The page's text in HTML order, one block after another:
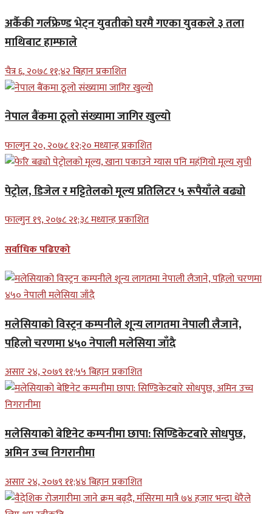
अर्कैकी गर्लफ्रेण्ड भेट्न युवतीको घरमै गएका युवकले ३ तला
माथिबाट हाम्फाले
चैत्र ६, २०७८ ११;४२ बिहान प्रकाशित
नेपाल बैंकमा ठूलो संख्यामा जागिर खुल्यो
फाल्गुन २०, २०७८ १२;२० मध्यान्ह प्रकाशित
पेट्रोल, डिजेल र मट्टितेलको मूल्य प्रतिलिटर ५ रूपैयाँले बढ्यो
फाल्गुन १९, २०७८ २१;३८ मध्यान्ह प्रकाशित
सर्वाधिक पढिएको
मलेसियाको विस्ट्रन कम्पनीले शून्य लागतमा नेपाली लैजाने,
पहिलो चरणमा ४५० नेपाली मलेसिया जाँदै
असार २४, २०७९ ११;५५ बिहान प्रकाशित
मलेसियाको बेष्टिनेट कम्पनीमा छापा: सिण्डिकेटबारे सोधपुछ,
अमिन उच्च निगरानीमा
असार २४, २०७९ ११;४४ बिहान प्रकाशित